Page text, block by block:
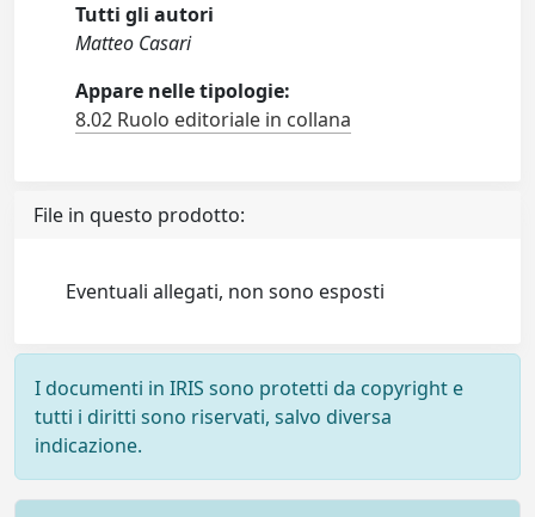
Tutti gli autori
Matteo Casari
Appare nelle tipologie:
8.02 Ruolo editoriale in collana
File in questo prodotto:
Eventuali allegati, non sono esposti
I documenti in IRIS sono protetti da copyright e
tutti i diritti sono riservati, salvo diversa
indicazione.